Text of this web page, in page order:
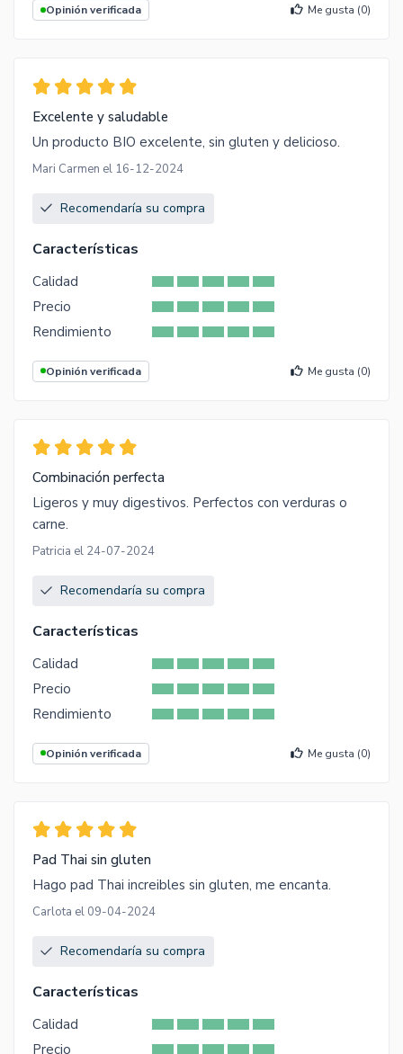
Opinión verificada Me gusta (0)
Excelente y saludable
Un producto BIO excelente, sin gluten y delicioso.
Mari Carmen el 16-12-2024
Recomendaría su compra
Características
Calidad
Precio
Rendimiento
Opinión verificada Me gusta (0)
Combinación perfecta
Ligeros y muy digestivos. Perfectos con verduras o
carne.
Patricia el 24-07-2024
Recomendaría su compra
Características
Calidad
Precio
Rendimiento
Opinión verificada Me gusta (0)
Pad Thai sin gluten
Hago pad Thai increibles sin gluten, me encanta.
Carlota el 09-04-2024
Recomendaría su compra
Características
Calidad
Precio